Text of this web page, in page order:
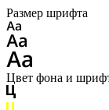
Размер шрифта
Цвет фона и